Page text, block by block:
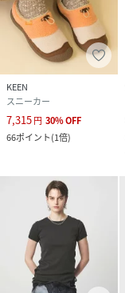
KEEN
スニーカー
7,315円 30%OFF
66ポイント(1倍)